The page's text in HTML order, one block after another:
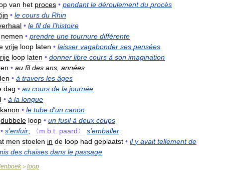
van het proces • pendant le déroulement du procès
• le cours du Rhin
• le fil de l'histoire
nemen • prendre une tournure différente
vrije loop laten • laisser vagabonder ses pensées
loop laten • donner libre cours à son imagination
• au fil des ans années
• à travers les âges
dag • au cours de la journée
• à la longue
kanon • le tube d'un canon
dubbele loop • un fusil à deux coups
• s'enfuir; 〈m b t paard〉 s'emballer
men stoelen in de loop had geplaatst • il y avait tellement de
des chaises dans le passage
> loop